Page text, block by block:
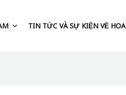
TIN TỨC VÀ SỰ KIỆN VỀ HOA